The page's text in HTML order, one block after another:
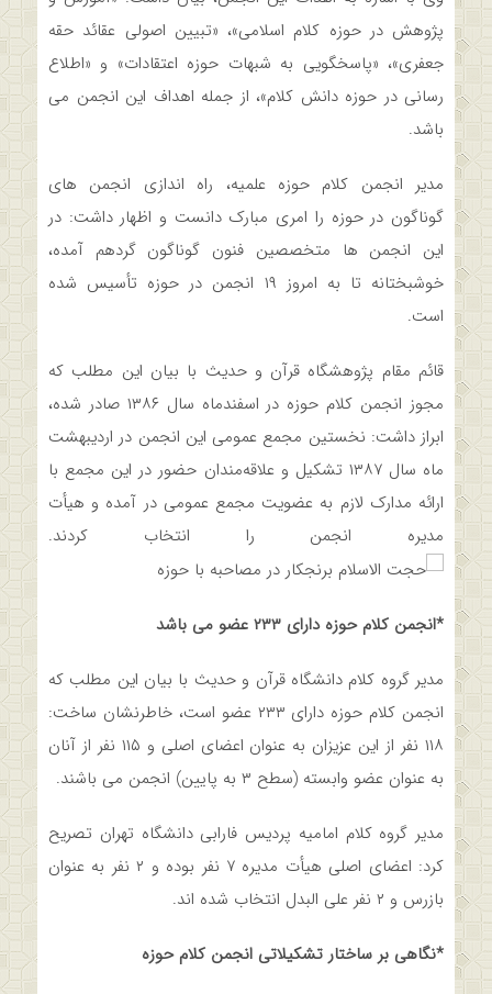
پژوهش در حوزه کلام اسلامی»، «تبیین اصولی عقائد حقه
جعفری»، «پاسخگویی به شبهات حوزه اعتقادات» و «اطلاع
رسانی در حوزه دانش کلام»، از جمله اهداف این انجمن می
باشد.
مدیر انجمن کلام حوزه علمیه، راه اندازی انجمن های
گوناگون در حوزه را امری مبارک دانست و اظهار داشت: در
این انجمن ها متخصصین فنون گوناگون گردهم آمده،
خوشبختانه تا به امروز ۱۹ انجمن در حوزه تأسیس شده
است.
قائم مقام پژوهشگاه قرآن و حدیث با بیان این مطلب که
مجوز انجمن کلام حوزه در اسفندماه سال ۱۳۸۶ صادر شده،
ابراز داشت: نخستین مجمع عمومی این انجمن در اردیبهشت
ماه سال ۱۳۸۷ تشکیل و علاقه‌مندان حضور در این مجمع با
ارائه مدارک لازم به عضویت مجمع عمومی در آمده و هیأت
مدیره انجمن را انتخاب کردند.
*انجمن کلام حوزه دارای ۲۳۳ عضو می باشد
مدیر گروه کلام دانشگاه قرآن و حدیث با بیان این مطلب که
انجمن کلام حوزه دارای ۲۳۳ عضو است، خاطرنشان ساخت:
۱۱۸ نفر از این عزیزان به عنوان اعضای اصلی و ۱۱۵ نفر از آنان
به عنوان عضو وابسته (سطح ۳ به پایین) انجمن می باشند.
مدیر گروه کلام امامیه پردیس فارابی دانشگاه تهران تصریح
کرد: اعضای اصلی هیأت مدیره ۷ نفر بوده و ۲ نفر به عنوان
بازرس و ۲ نفر علی البدل انتخاب شده اند.
*نگاهی بر ساختار تشکیلاتی انجمن کلام حوزه